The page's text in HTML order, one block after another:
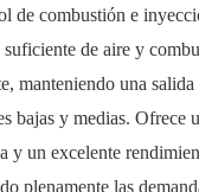
de combustión e
de aire y
manteniendo una
bajas y medias. Ofrece
y un excelente
plenamente las